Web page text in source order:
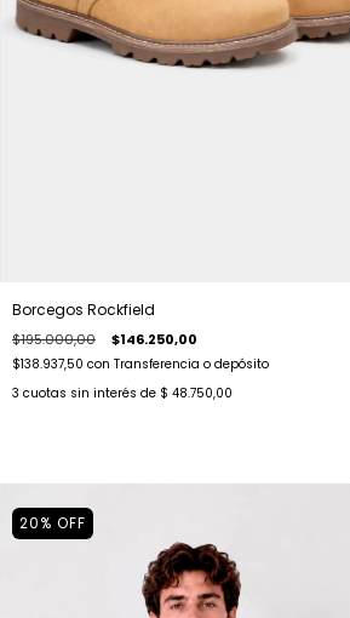
Borcegos Rockfield
$195.000,00 $146.250,00
$138.937,50 con Transferencia o depósito
3 cuotas sin interés de $ 48.750,00
20% OFF